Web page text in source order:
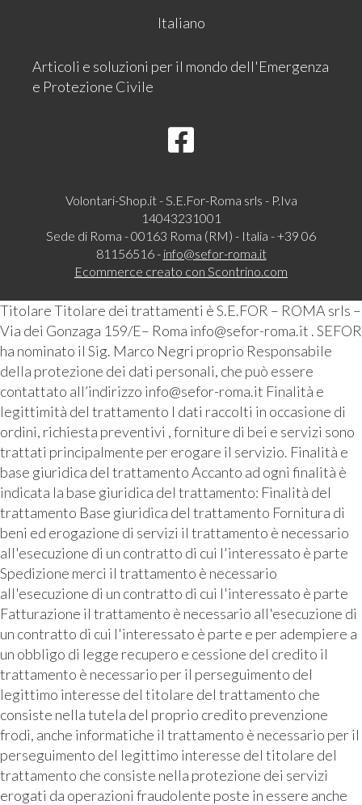
Italiano
Articoli e soluzioni per il mondo dell'Emergenza
e Protezione Civile
Volontari-Shop.it - S.E.For-Roma srls - P.Iva
14043231001
Sede di Roma - 00163 Roma (RM) - Italia - +39 06
81156516 - info@sefor-roma.it
Ecommerce creato con Scontrino.com
Titolare Titolare dei trattamenti è S.E.FOR – ROMA srls –
Via dei Gonzaga 159/E– Roma info@sefor-roma.it . SEFOR
ha nominato il Sig. Marco Negri proprio Responsabile
della protezione dei dati personali, che può essere
contattato all’indirizzo info@sefor-roma.it Finalità e
legittimità del trattamento I dati raccolti in occasione di
ordini, richiesta preventivi , forniture di bei e servizi sono
trattati principalmente per erogare il servizio. Finalità e
base giuridica del trattamento Accanto ad ogni finalità è
indicata la base giuridica del trattamento: Finalità del
trattamento Base giuridica del trattamento Fornitura di
beni ed erogazione di servizi il trattamento è necessario
all'esecuzione di un contratto di cui l'interessato è parte
Spedizione merci il trattamento è necessario
all'esecuzione di un contratto di cui l'interessato è parte
Fatturazione il trattamento è necessario all'esecuzione di
un contratto di cui l'interessato è parte e per adempiere a
un obbligo di legge recupero e cessione del credito il
trattamento è necessario per il perseguimento del
legittimo interesse del titolare del trattamento che
consiste nella tutela del proprio credito prevenzione
frodi, anche informatiche il trattamento è necessario per il
perseguimento del legittimo interesse del titolare del
trattamento che consiste nella protezione dei servizi
erogati da operazioni fraudolente poste in essere anche